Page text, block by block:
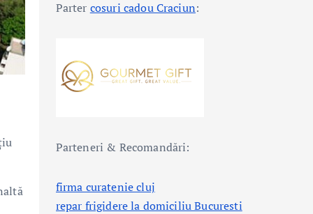
Parter cosuri cadou Craciun:
Parteneri & Recomandări:
firma curatenie cluj
repar frigidere la domiciliu Bucuresti